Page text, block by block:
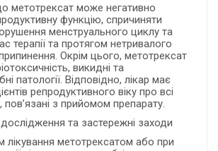
метотрексат може негативно
функцію, спричиняти
менструального циклу та
терапії та протягом нетривалого
припинення. Окрім цього, метотрексат
викидні та
патології. Відповідно, лікар має
репродуктивного віку про всі
з прийомом препарату.
та застережні заходи
лікування метотрексатом або при